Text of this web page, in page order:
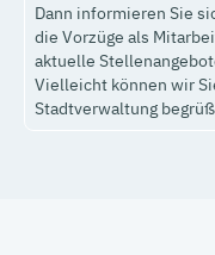
Dann informieren Sie
die Vorzüge als
aktuelle
Vielleicht können wir
Stadtverwaltung